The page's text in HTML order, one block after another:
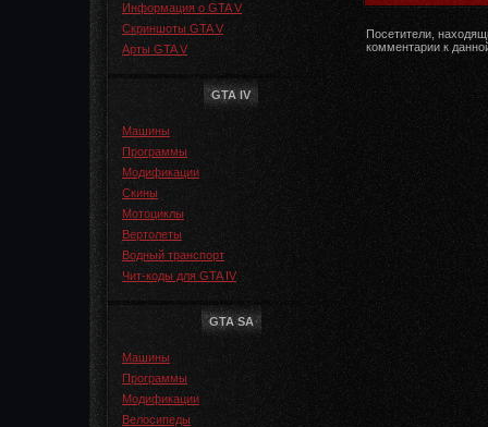
Информация о GTA V
Скриншоты GTA V
Арты GTA V
GTA IV
Машины
Программы
Модификации
Скины
Мотоциклы
Вертолеты
Водный транспорт
Чит-коды для GTA IV
GTA SA
Машины
Программы
Модификации
Велосипеды
Посетители,
комментарии к